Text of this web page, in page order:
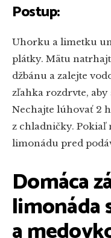
Postup:
Uhorku a limetku
plátky. Mätu
džbánu a zalejte
zľahka rozdrvte, aby
Nechajte lúhovať 2
z chladničky. Pokiaľ
limonádu pred
Domáca
limonáda